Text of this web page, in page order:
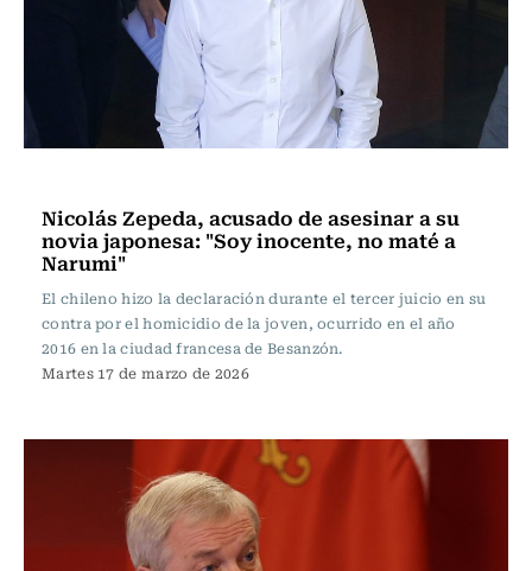
Nicolás Zepeda, acusado de asesinar a su
novia japonesa: "Soy inocente, no maté a
Narumi"
El chileno hizo la declaración durante el tercer juicio en su
contra por el homicidio de la joven, ocurrido en el año
2016 en la ciudad francesa de Besanzón.
Martes 17 de marzo de 2026